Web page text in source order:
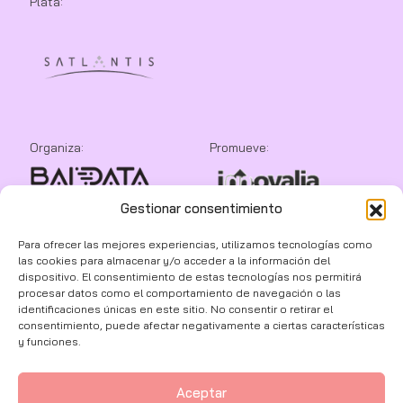
Gestionar consentimiento
Para ofrecer las mejores experiencias, utilizamos tecnologías como
las cookies para almacenar y/o acceder a la información del
dispositivo. El consentimiento de estas tecnologías nos permitirá
procesar datos como el comportamiento de navegación o las
identificaciones únicas en este sitio. No consentir o retirar el
consentimiento, puede afectar negativamente a ciertas características
y funciones.
Aceptar
Organiza: Promueve:
Colaboran: